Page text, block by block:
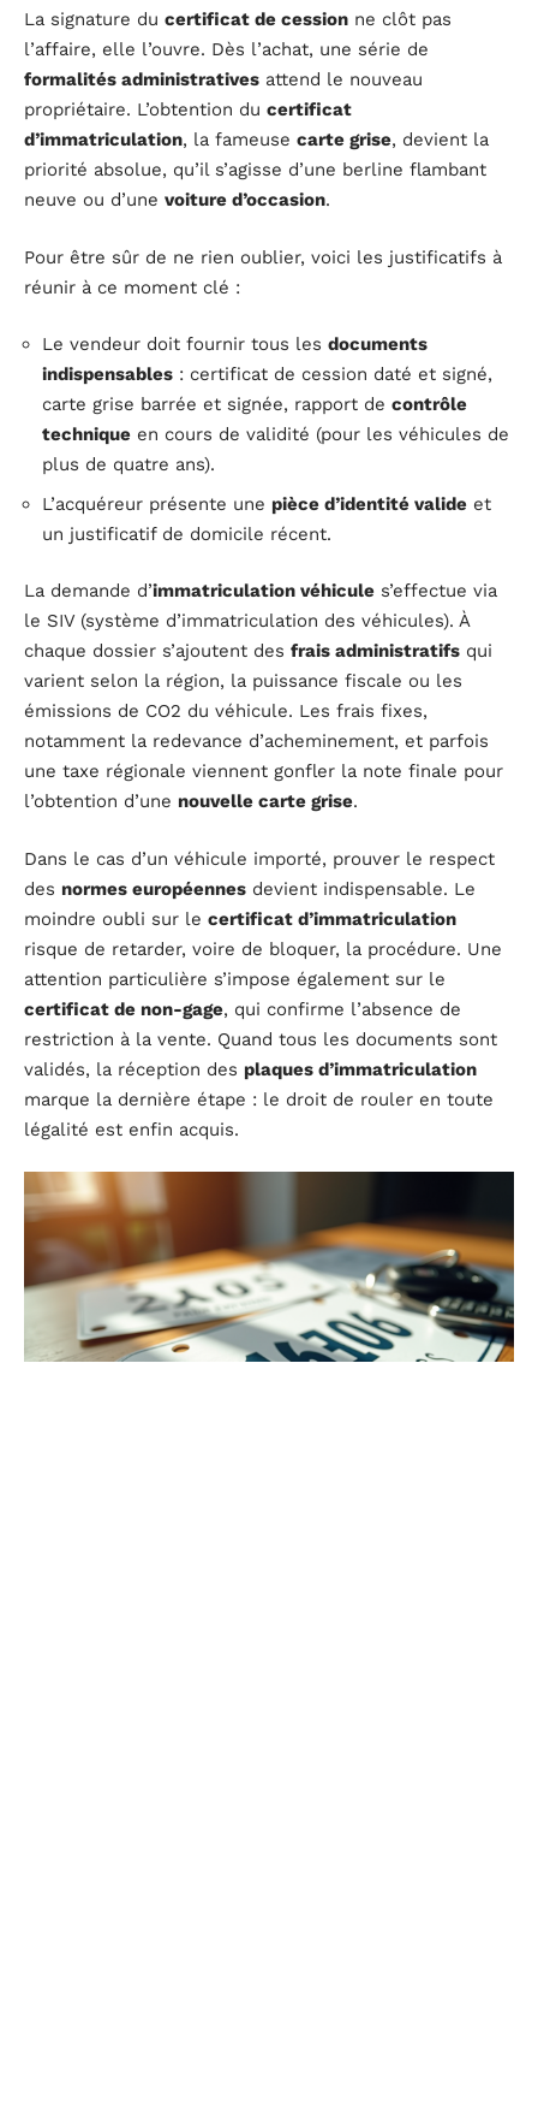
La signature du certificat de cession ne clôt pas
l’affaire, elle l’ouvre. Dès l’achat, une série de
formalités administratives attend le nouveau
propriétaire. L’obtention du certificat
d’immatriculation, la fameuse carte grise, devient la
priorité absolue, qu’il s’agisse d’une berline flambant
neuve ou d’une voiture d’occasion.
Pour être sûr de ne rien oublier, voici les justificatifs à
réunir à ce moment clé :
Le vendeur doit fournir tous les documents
indispensables : certificat de cession daté et signé,
carte grise barrée et signée, rapport de contrôle
technique en cours de validité (pour les véhicules de
plus de quatre ans).
L’acquéreur présente une pièce d’identité valide et
un justificatif de domicile récent.
La demande d’immatriculation véhicule s’effectue via
le SIV (système d’immatriculation des véhicules). À
chaque dossier s’ajoutent des frais administratifs qui
varient selon la région, la puissance fiscale ou les
émissions de CO2 du véhicule. Les frais fixes,
notamment la redevance d’acheminement, et parfois
une taxe régionale viennent gonfler la note finale pour
l’obtention d’une nouvelle carte grise.
Dans le cas d’un véhicule importé, prouver le respect
des normes européennes devient indispensable. Le
moindre oubli sur le certificat d’immatriculation
risque de retarder, voire de bloquer, la procédure. Une
attention particulière s’impose également sur le
certificat de non-gage, qui confirme l’absence de
restriction à la vente. Quand tous les documents sont
validés, la réception des plaques d’immatriculation
marque la dernière étape : le droit de rouler en toute
légalité est enfin acquis.